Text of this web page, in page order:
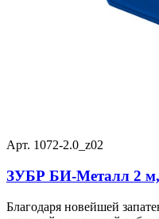
Арт. 1072-2.0_z02
ЗУБР БИ-Металл 2 м,
Благодаря новейшей